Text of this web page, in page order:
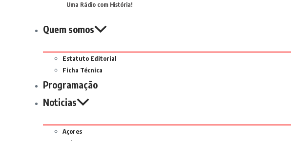
Uma Rádio com História!
Quem somos
Estatuto Editorial
Ficha Técnica
Programação
Noticias
Açores